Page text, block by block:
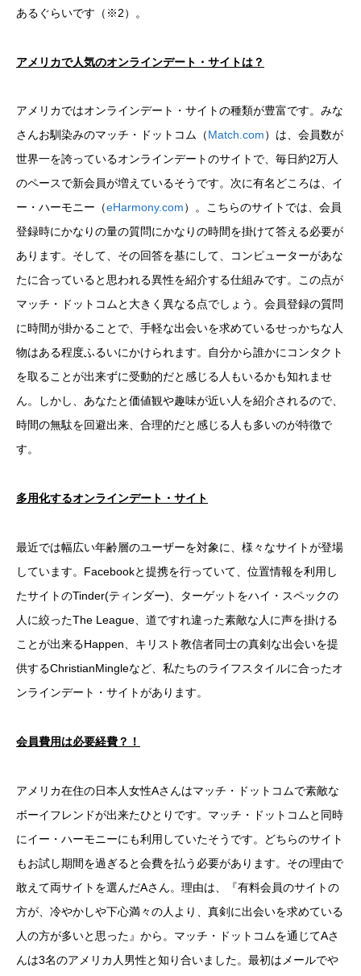
あるぐらいです（※2）。
アメリカで人気のオンラインデート・サイトは？
アメリカではオンラインデート・サイトの種類が豊富です。みな
さんお馴染みのマッチ・ドットコム（Match.com）は、会員数が
世界一を誇っているオンラインデートのサイトで、毎日約2万人
のペースで新会員が増えているそうです。次に有名どころは、イ
ー・ハーモニー（eHarmony.com）。こちらのサイトでは、会員
登録時にかなりの量の質問にかなりの時間を掛けて答える必要が
あります。そして、その回答を基にして、コンピューターがあな
たに合っていると思われる異性を紹介する仕組みです。この点が
マッチ・ドットコムと大きく異なる点でしょう。会員登録の質問
に時間が掛かることで、手軽な出会いを求めているせっかちな人
物はある程度ふるいにかけられます。自分から誰かにコンタクト
を取ることが出来ずに受動的だと感じる人もいるかも知れませ
ん。しかし、あなたと価値観や趣味が近い人を紹介されるので、
時間の無駄を回避出来、合理的だと感じる人も多いのが特徴で
す。
多用化するオンラインデート・サイト
最近では幅広い年齢層のユーザーを対象に、様々なサイトが登場
しています。Facebookと提携を行っていて、位置情報を利用し
たサイトのTinder(ティンダー)、ターゲットをハイ・スペックの
人に絞ったThe League、道ですれ違った素敵な人に声を掛ける
ことが出来るHappen、キリスト教信者同士の真剣な出会いを提
供するChristianMingleなど、私たちのライフスタイルに合ったオ
ンラインデート・サイトがあります。
会員費用は必要経費？！
アメリカ在住の日本人女性Aさんはマッチ・ドットコムで素敵な
ボーイフレンドが出来たひとりです。マッチ・ドットコムと同時
にイー・ハーモニーにも利用していたそうです。どちらのサイト
もお試し期間を過ぎると会費を払う必要があります。その理由で
敢えて両サイトを選んだAさん。理由は、『有料会員のサイトの
方が、冷やかしや下心満々の人より、真剣に出会いを求めている
人の方が多いと思った』から。マッチ・ドットコムを通じてAさ
んは3名のアメリカ人男性と知り合いました。最初はメールでや